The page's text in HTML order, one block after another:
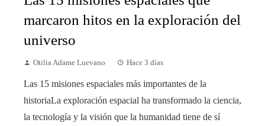
marcaron hitos en la exploración del
universo
Otilia Adame Luevano Hace 3 días
Las 15 misiones espaciales más importantes de la
historiaLa exploración espacial ha transformado la ciencia,
la tecnología y la visión que la humanidad tiene de sí